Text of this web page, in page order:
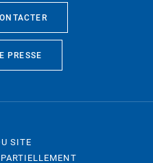
PRESSE
SITE